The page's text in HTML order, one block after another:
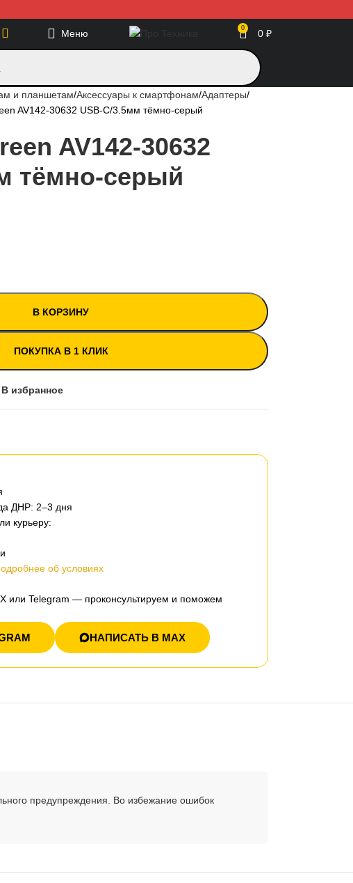
Меню 0 0 ₽
и планшетам Аксессуары к смартфонам Адаптеры
AV142-30632 USB-C/3.5мм тёмно-серый
AV142-30632
тёмно-серый
В КОРЗИНУ
ПОКУПКА В 1 КЛИК
В избранное
ДНР: 2–3 дня
курьеру:
об условиях
или Telegram — проконсультируем и поможем
НАПИСАТЬ В MAX
предупреждения. Во избежание ошибок